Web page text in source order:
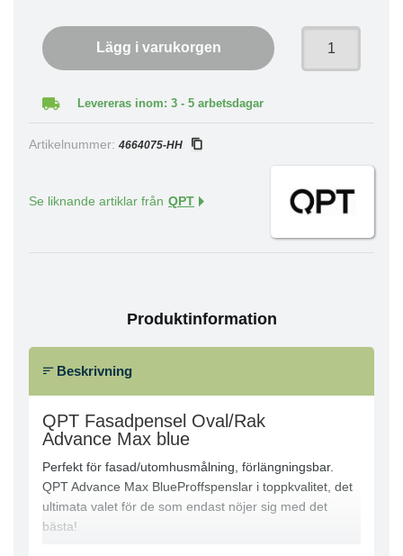
Lägg i varukorgen
Levereras inom: 3 - 5 arbetsdagar
Artikelnummer: 4664075-HH
Se liknande artiklar från QPT
Produktinformation
Beskrivning
QPT Fasadpensel Oval/Rak
Advance Max blue
Perfekt för fasad/utomhusmålning, förlängningsbar.
QPT Advance Max BlueProffspenslar i toppkvalitet, det
ultimata valet för de som endast nöjer sig med det
bästa!